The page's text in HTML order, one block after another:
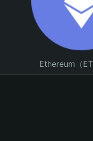
Ethereum（